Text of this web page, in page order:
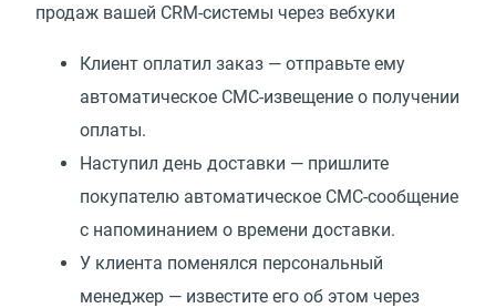
продаж вашей CRM-системы через вебхуки
Клиент оплатил заказ — отправьте ему
автоматическое СМС-извещение о получении
оплаты.
Наступил день доставки — пришлите
покупателю автоматическое СМС-сообщение
с напоминанием о времени доставки.
У клиента поменялся персональный
менеджер — известите его об этом через